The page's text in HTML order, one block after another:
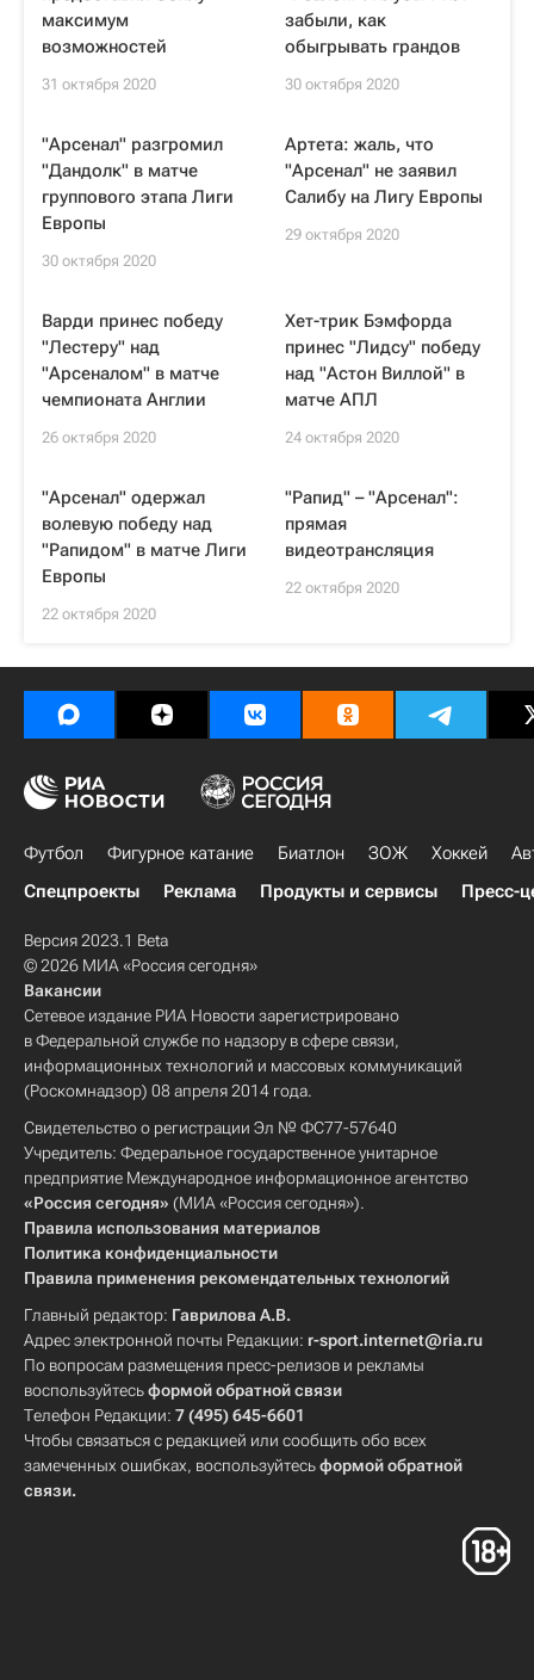
максимум
возможностей
31 октября 2020
забыли, как
обыгрывать грандов
30 октября 2020
"Арсенал" разгромил
"Дандолк" в матче
группового этапа Лиги
Европы
30 октября 2020
Артета: жаль, что
"Арсенал" не заявил
Салибу на Лигу Европы
29 октября 2020
Варди принес победу
"Лестеру" над
"Арсеналом" в матче
чемпионата Англии
26 октября 2020
Хет-трик Бэмфорда
принес "Лидсу" победу
над "Астон Виллой" в
матче АПЛ
24 октября 2020
"Арсенал" одержал
волевую победу над
"Рапидом" в матче Лиги
Европы
22 октября 2020
"Рапид" – "Арсенал":
прямая
видеотрансляция
22 октября 2020
Футбол Фигурное катание Биатлон ЗОЖ Хоккей
Спецпроекты
Реклама Продукты и сервисы Пресс-
Версия 2023.1 Beta
© 2026 МИА «Россия сегодня»
Вакансии
Сетевое издание РИА Новости зарегистрировано
в Федеральной службе по надзору в сфере связи,
информационных технологий и массовых коммуникаций
(Роскомнадзор) 08 апреля 2014 года.
Свидетельство о регистрации Эл № ФС77-57640
Учредитель: Федеральное государственное унитарное
предприятие Международное информационное агентство
«Россия сегодня» (МИА «Россия сегодня»).
Правила использования материалов
Политика конфиденциальности
Правила применения рекомендательных технологий
Главный редактор: Гаврилова А.В.
Адрес электронной почты Редакции: r-sport.internet@ria.ru
По вопросам размещения пресс-релизов и рекламы
воспользуйтесьформой обратной связи
Телефон Редакции: 7 (495) 645-6601
Чтобы связаться с редакцией или сообщить обо всех
замеченных ошибках, воспользуйтесьформой обратной
связи.